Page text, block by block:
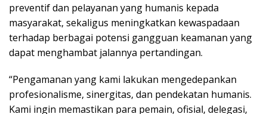
preventif dan pelayanan yang humanis kepada
masyarakat, sekaligus meningkatkan kewaspadaan
terhadap berbagai potensi gangguan keamanan yang
dapat menghambat jalannya pertandingan.
“Pengamanan yang kami lakukan mengedepankan
profesionalisme, sinergitas, dan pendekatan humanis.
Kami ingin memastikan para pemain, ofisial, delegasi,